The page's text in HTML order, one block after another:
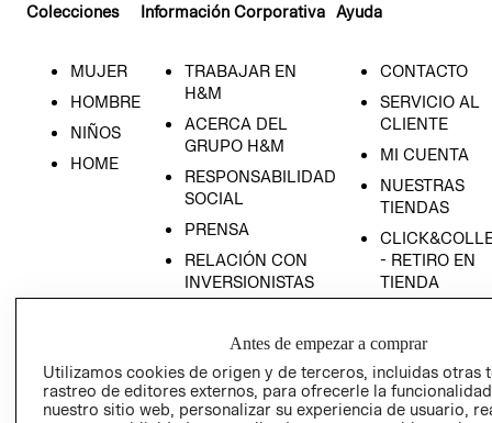
Colecciones
MUJER
HOMBRE
NIÑOS
HOME
Información Corporativa
TRABAJAR EN
H&M
ACERCA DEL
GRUPO H&M
RESPONSABILIDAD
SOCIAL
PRENSA
RELACIÓN CON
INVERSIONISTAS
EMPRESARIAL
Ayuda
CONTACTO
SERVICIO AL
CLIENTE
MI CUENTA
NUESTRAS
TIENDAS
- RETIRO EN
TIENDA
AVISO DE
PRIVACIDAD
GIFT CARD
Antes de empezar a comprar
Utilizamos cookies de origen y de terceros, incluidas otras
rastreo de editores externos, para ofrecerle la
nuestro sitio web, personalizar su experiencia de usuario,